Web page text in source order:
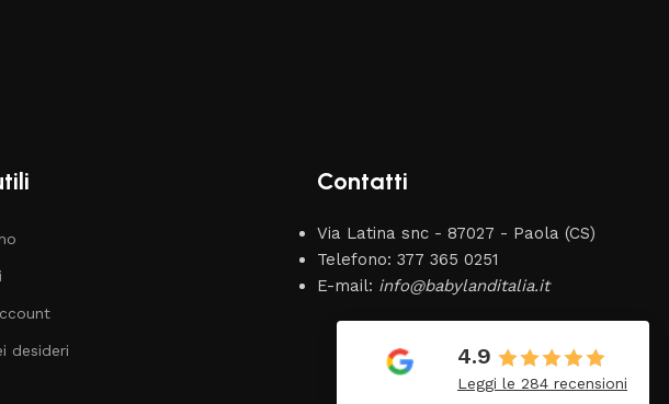
8 Luglio 2026
Vincenzo
Tutto perfetto. Ottimo
desideri
Contatti
Via Latina snc - 87027 - Paola (CS)
Telefono: 377 365 0251
E-mail: info@babylanditalia.it
4.9
Leggi le 284 recensioni